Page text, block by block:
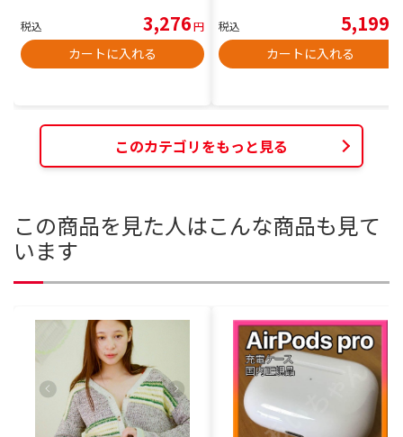
税込 3,276円
カートに入れる
税込 5,199
カートに入れる
このカテゴリをもっと見る
この商品を見た人はこんな商品も見て
います